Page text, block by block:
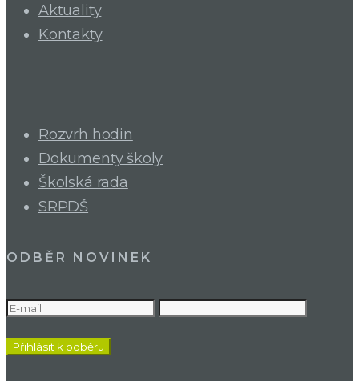
Aktuality
Kontakty
Rozvrh hodin
Dokumenty školy
Školská rada
SRPDŠ
ODBĚR NOVINEK